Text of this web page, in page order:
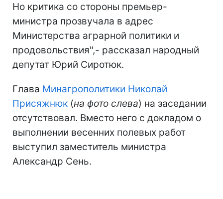
Но критика со стороны премьер-
министра прозвучала в адрес
Министерства аграрной политики и
продовольствия",- рассказал народный
депутат Юрий Сиротюк.
Глава Минагрополитики Николай
Присяжнюк (на фото слева) на заседании
отсутствовал. Вместо него с докладом о
выполнении весенних полевых работ
выступил заместитель министра
Александр Сень.